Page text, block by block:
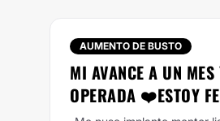
AUMENTO DE BUSTO
MI AVANCE A UN
OPERADA ❤️ESTOY